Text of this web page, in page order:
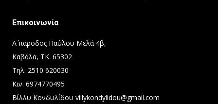
Επικοινωνία
Α΄ πάροδος Παύλου Μελά 4β,
Καβάλα, ΤΚ. 65302
Τηλ. 2510 620030
Κιν. 6974770495
Βίλλυ Κονδυλίδου villykondylidou@gmail.com